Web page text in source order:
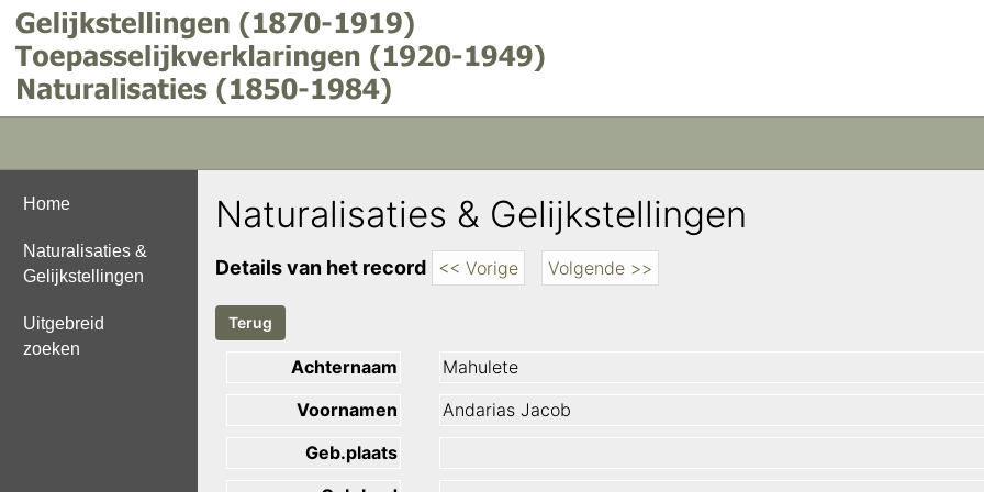
Home
Naturalisaties &
Gelijkstellingen
Uitgebreid
zoeken
Naturalisaties & Gelijkstellingen
Details van het record << Vorige Volgende >>
Achternaam
Mahulete
Voornamen
Andarias Jacob
Geb.plaats